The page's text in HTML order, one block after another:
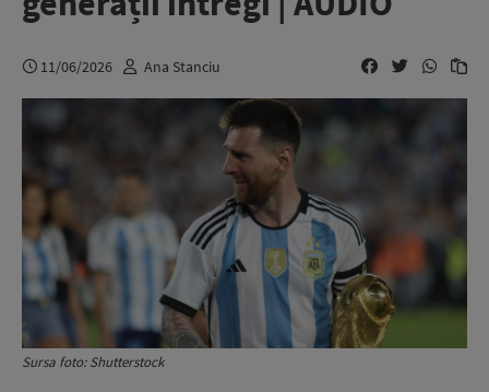
11/06/2026 Ana Stanciu
Sursa foto: Shutterstock